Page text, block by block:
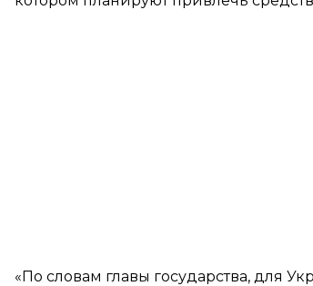
«По словам главы государства, для